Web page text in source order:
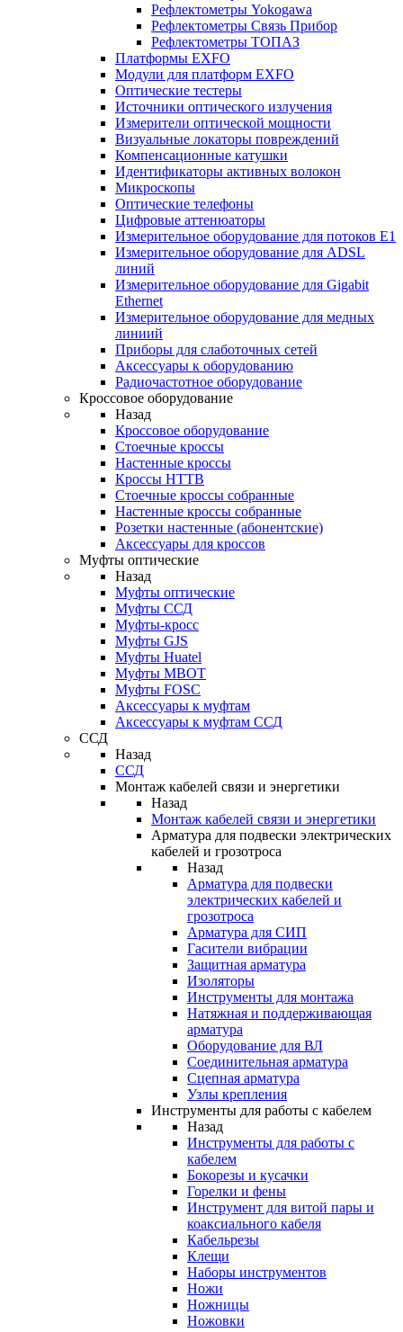
Рефлектометры Yokogawa
Рефлектометры Связь Прибор
Рефлектометры ТОПАЗ
Платформы EXFO
Модули для платформ EXFO
Оптические тестеры
Источники оптического излучения
Измерители оптической мощности
Визуальные локаторы повреждений
Компенсационные катушки
Идентификаторы активных волокон
Микроскопы
Оптические телефоны
Цифровые аттенюаторы
Измерительное оборудование для потоков Е1
Измерительное оборудование для ADSL
линий
Измерительное оборудование для Gigabit
Ethernet
Измерительное оборудование для медных
линиий
Приборы для слаботочных сетей
Аксессуары к оборудованию
Радиочастотное оборудование
Кроссовое оборудование
Назад
Кроссовое оборудование
Стоечные кроссы
Настенные кроссы
Кроссы HTTB
Стоечные кроссы собранные
Настенные кроссы собранные
Розетки настенные (абонентские)
Аксессуары для кроссов
Муфты оптические
Назад
Муфты оптические
Муфты ССД
Муфты-кросс
Муфты GJS
Муфты Huatel
Муфты МВОТ
Муфты FOSC
Аксессуары к муфтам
Аксессуары к муфтам ССД
ССД
Назад
ССД
Монтаж кабелей связи и энергетики
Назад
Монтаж кабелей связи и энергетики
Арматура для подвески электрических
кабелей и грозотроса
Назад
Арматура для подвески
электрических кабелей и
грозотроса
Арматура для СИП
Гасители вибрации
Защитная арматура
Изоляторы
Инструменты для монтажа
Натяжная и поддерживающая
арматура
Оборудование для ВЛ
Соединительная арматура
Сцепная арматура
Узлы крепления
Инструменты для работы с кабелем
Назад
Инструменты для работы с
кабелем
Бокорезы и кусачки
Горелки и фены
Инструмент для витой пары и
коаксиального кабеля
Кабельрезы
Клещи
Наборы инструментов
Ножи
Ножницы
Ножовки